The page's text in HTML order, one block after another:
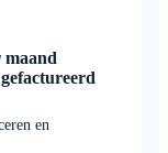
maand
en